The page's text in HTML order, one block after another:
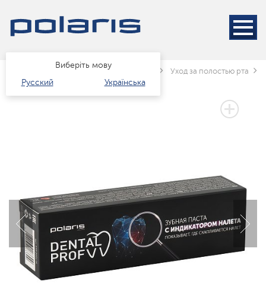
Виберіть мову
Русский
Українська
Каталог краса і здоров'я Уход за полостью рта